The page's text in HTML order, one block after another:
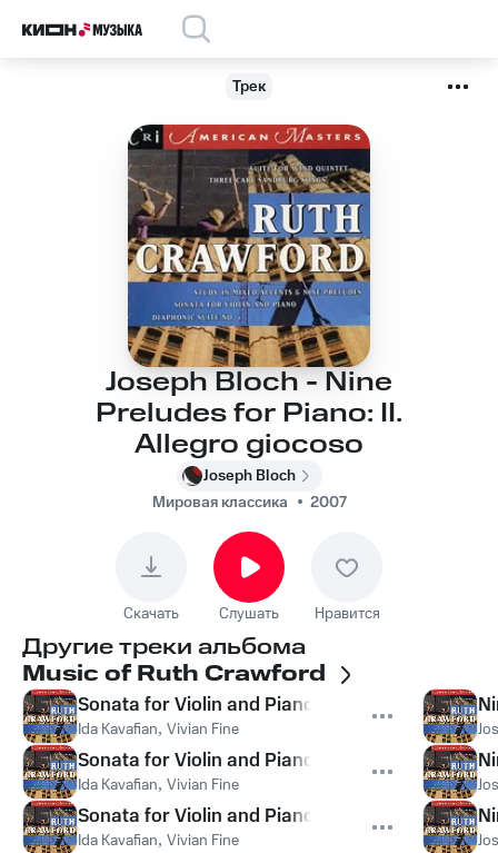
Трек
Joseph Bloch - Nine
Preludes for Piano: II.
Allegro giocoso
Joseph Bloch
Мировая классика
2007
Скачать Слушать Нравится
Другие треки альбома
Music of Ruth Crawford
Sonata for Violin and Piano: I. Vibrante, agitato
Ida Kavafian, Vivian Fine
Sonata for Violin and Piano: II. Buoyant
Ida Kavafian, Vivian Fine
Sonata for Violin and Piano: III. Mistico, intenso
Ida Kavafian, Vivian Fine